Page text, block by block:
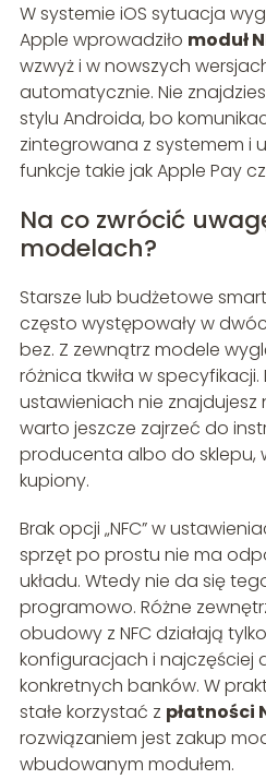
W systemie iOS sytuacja
Apple wprowadziło moduł
wzwyż i w nowszych
automatycznie. Nie
stylu Androida, bo
zintegrowana z systemem i
funkcje takie jak Apple Pay
Na co zwrócić
modelach?
Starsze lub budżetowe
często występowały w
bez. Z zewnątrz modele
różnica tkwiła w
ustawieniach nie znajdujesz
warto jeszcze zajrzeć do
producenta albo do sklepu,
kupiony.
Brak opcji „NFC” w
sprzęt po prostu nie ma
układu. Wtedy nie da się
programowo. Różne
obudowy z NFC działają
konfiguracjach i najczęściej
konkretnych banków. W
stałe korzystać z płatności
rozwiązaniem jest zakup
wbudowanym modułem.